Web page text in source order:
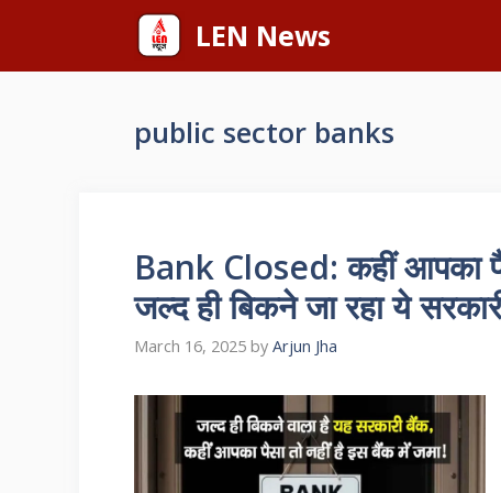
content
LEN News
public sector banks
Bank Closed: कहीं आपका
जल्द ही बिकने जा रहा ये
March 16, 2025 by Arjun Jha